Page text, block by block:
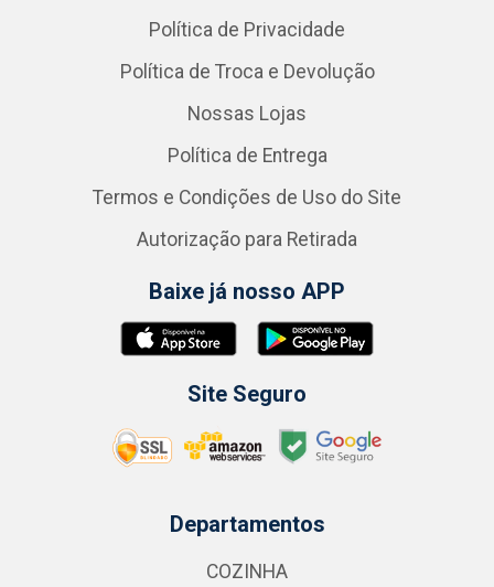
Política de Privacidade
Política de Troca e Devolução
Nossas Lojas
Política de Entrega
Termos e Condições de Uso do Site
Autorização para Retirada
Baixe já nosso APP
Site Seguro
Departamentos
COZINHA